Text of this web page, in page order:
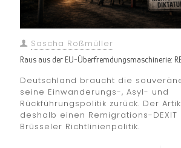
Sascha Roßmüller
Raus aus der EU-Überfremdungsmaschinerie:
Deutschland braucht die
seine Einwanderungs-, Asyl- und
Rückführungspolitik zurück. Der
deshalb einen Remigrations-
Brüsseler Richtlinienpolitik.